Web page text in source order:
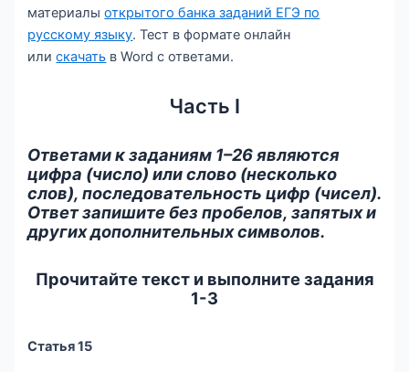
материалыоткрытого банка заданий ЕГЭ по
русскому языку. Тест в формате онлайн
илискачать в Word с ответами.
Часть I
Ответами к заданиям 1–26 являются
цифра (число) или слово (несколько
слов), последовательность цифр (чисел).
Ответ запишите без пробелов, запятых и
других дополнительных символов.
Прочитайте текст и выполните задания
1-3
Статья 15